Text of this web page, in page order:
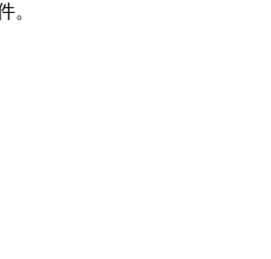
。